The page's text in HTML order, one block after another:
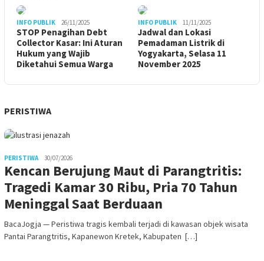
INFO PUBLIK 26/11/2025
STOP Penagihan Debt
Collector Kasar: Ini Aturan
Hukum yang Wajib
Diketahui Semua Warga
INFO PUBLIK 11/11/2025
Jadwal dan Lokasi
Pemadaman Listrik di
Yogyakarta, Selasa 11
November 2025
PERISTIWA
PERISTIWA 30/07/2026
Kencan Berujung Maut di Parangtritis:
Tragedi Kamar 30 Ribu, Pria 70 Tahun
Meninggal Saat Berduaan
BacaJogja — Peristiwa tragis kembali terjadi di kawasan objek wisata
Pantai Parangtritis, Kapanewon Kretek, Kabupaten […]